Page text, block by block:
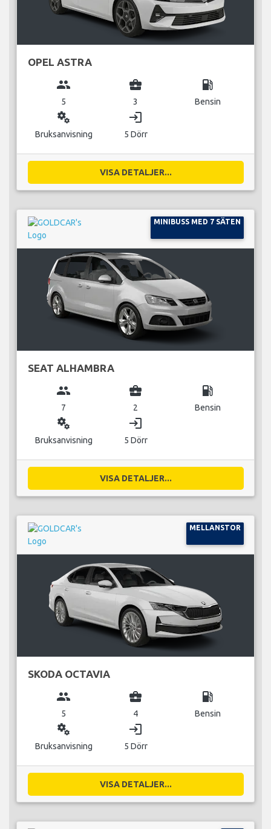
OPEL ASTRA
group
5
business_center
3
local_gas_station
Bensin
miscellaneous_services
Bruksanvisning
login
5 Dörr
VISA DETALJER...
MINIBUSS MED 7 SÄTEN
SEAT ALHAMBRA
group
7
business_center
2
local_gas_station
Bensin
miscellaneous_services
Bruksanvisning
login
5 Dörr
VISA DETALJER...
MELLANSTOR
SKODA OCTAVIA
group
5
business_center
4
local_gas_station
Bensin
miscellaneous_services
Bruksanvisning
login
5 Dörr
VISA DETALJER...